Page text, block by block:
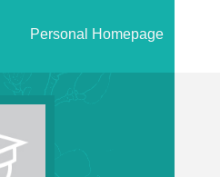
Personal Homepage